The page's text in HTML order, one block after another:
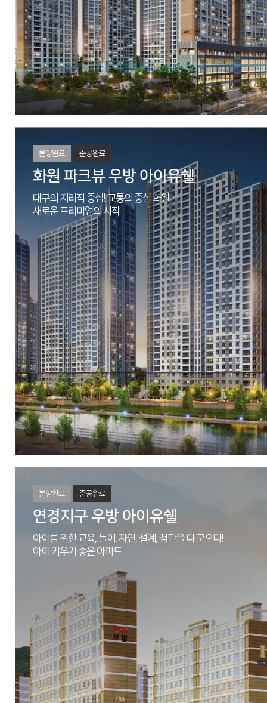
시공 (주)우방
세대수 아파트 322세대, 오피스텔 253실
분양문의 053-762-9922
자세히 보기
M/H 대구광역시 달서구 대곡동1040번지
현장 대구광역시 달성군 화원읍 설화리 778-1번지 일원
시행 위탁:뉴동남산업개발, 신탁:아시아신탁
시공 에스엠상선(주), (주)우방
세대수 총 320세대
분양문의 053-643-3888
자세히 보기
분양완료 준공완료
화원 파크뷰 우방 아이유쉘
대구의 지리적 중심! 교통의 중심 화원
새로운 프리미엄의 시작
M/H 대구광역시 달서구 대곡동 1040번지
현장 대구광역시 달성군 화원읍 천내리 690-1번지 외 51필지
시행 아시아신탁
시공 우방산업(주)
분양완료 준공완료
연경지구 우방 아이유쉘
아이를 위한 교육, 놀이, 자연, 설계, 첨단을 다 모으다!
아이 키우기 좋은 아파트